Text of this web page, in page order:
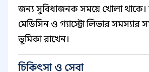
জন্য সুবিধাজনক সময়ে খোলা থাকে।
মেডিসিন ও গ্যাস্ট্রো লিভার সমস্যার
ভূমিকা রাখেন।
চিকিৎসা ও সেবা